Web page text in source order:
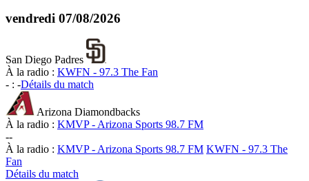
vendredi 07/08/2026
San Diego Padres
À la radio : KWFN - 97.3 The Fan
- : -Détails du match
Arizona Diamondbacks
À la radio : KMVP - Arizona Sports 98.7 FM
--
À la radio : KMVP - Arizona Sports 98.7 FM KWFN - 97.3 The
Fan
Détails du match